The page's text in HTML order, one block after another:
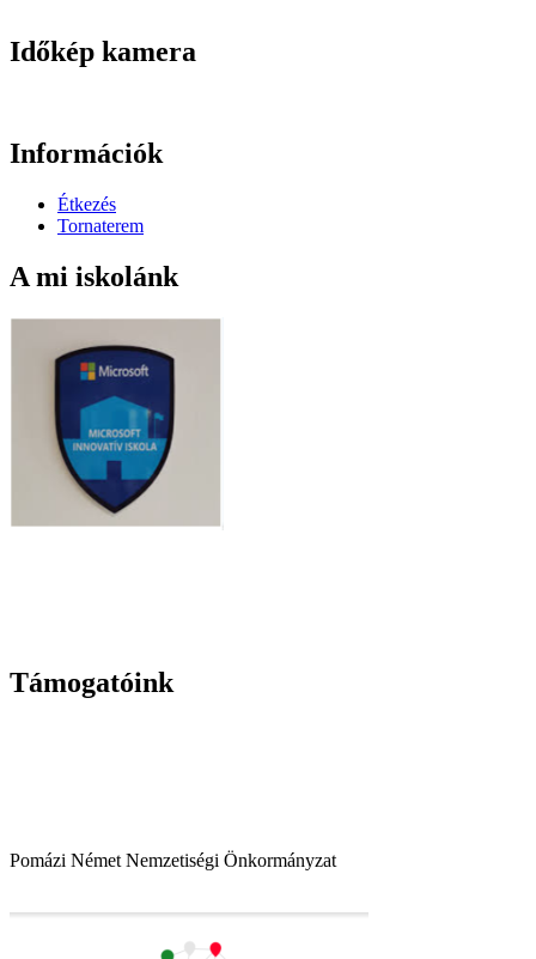
Időkép kamera
Információk
Étkezés
Tornaterem
A mi iskolánk
Támogatóink
Pomázi Német Nemzetiségi Önkormányzat